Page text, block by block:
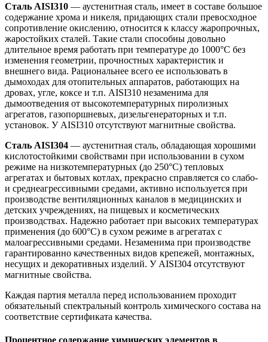
Сталь AISI310 — аустенитная сталь, имеет в составе большое
содержание хрома и никеля, придающих стали превосходное
сопротивление окислению, относится к классу жаропрочных,
жаростойких сталей. Такие стали способны довольно
длительное время работать при температуре до 1000°С без
изменения геометрии, прочностных характеристик и
внешнего вида. Рациональнее всего ее использовать в
дымоходах для отопительных аппаратов, работающих на
дровах, угле, коксе и т.п. AISI310 незаменима для
дымоотведения от высокотемпературных пиролизных
агрегатов, газопоршневых, дизельгенераторных и т.п.
установок. У AISI310 отсутствуют магнитные свойства.
Сталь AISI304 — аустенитная сталь, обладающая хорошими
кислотостойкими свойствами при использовании в сухом
режиме на низкотемпературных (до 250°С) тепловых
агрегатах и бытовых котлах, прекрасно справляется со слабо-
и среднеагрессивными средами, активно используется при
производстве вентиляционных каналов в медицинских и
детских учреждениях, на пищевых и косметических
производствах. Надежно работает при высоких температурах
применения (до 600°С) в сухом режиме в агрегатах с
малоагрессивными средами. Незаменима при производстве
гарантированно качественных видов крепежей, монтажных,
несущих и декоративных изделий. У AISI304 отсутствуют
магнитные свойства.
Каждая партия металла перед использованием проходит
обязательный спектральный контроль химического состава на
соответствие сертификата качества.